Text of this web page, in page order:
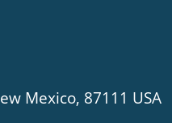
Mexico, 87111 USA